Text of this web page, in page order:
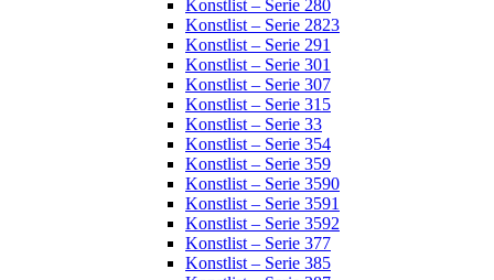
Konstlist – Serie 280
Konstlist – Serie 2823
Konstlist – Serie 291
Konstlist – Serie 301
Konstlist – Serie 307
Konstlist – Serie 315
Konstlist – Serie 33
Konstlist – Serie 354
Konstlist – Serie 359
Konstlist – Serie 3590
Konstlist – Serie 3591
Konstlist – Serie 3592
Konstlist – Serie 377
Konstlist – Serie 385